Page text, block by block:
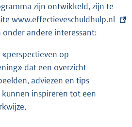
zijn ontwikkeld, zijn te
E
x
e
r
n
e
l
www.effectieveschuldhulp.nl
onder andere interessant:
op
dat een overzicht
adviezen en tips
inspireren tot een